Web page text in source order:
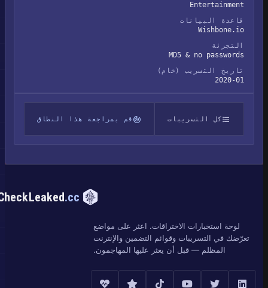
Entertainment
قاعدة البيانات
Wishbone.io
التجزئة
MD5 & no passwords
تاريخ التسريب (خام)
2020-01
كل التسريبات قم بمراجعة هذا النطاق
CheckLeaked.cc
لوحة استخبارات الاختراقات. اعثر على مواضع
تعرّضك في التسريبات وقوائم التضمين والإنترنت
المظلم — قبل أن يعثر عليها المهاجمون.